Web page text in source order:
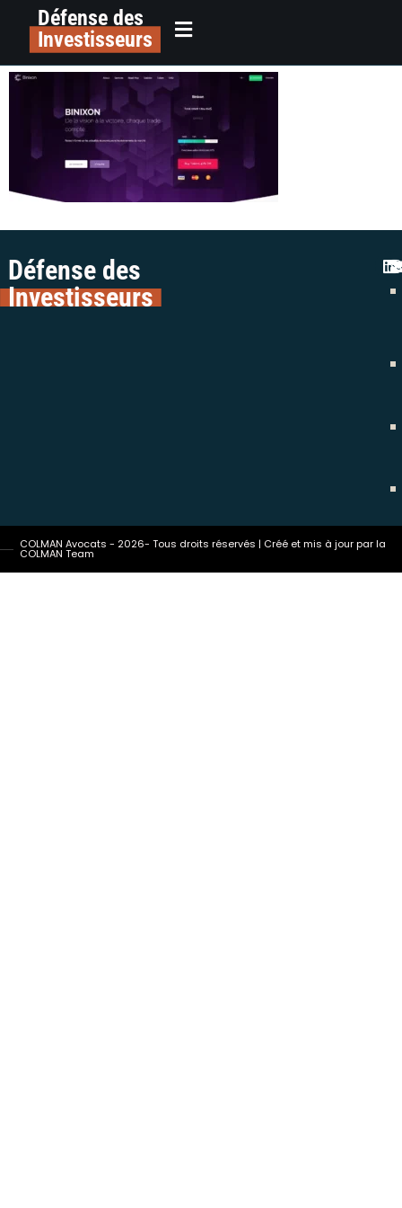
principalDéfense des
Investisseurs
alerte plateforme trading binixon
colman avocats
Défense des
Investisseurs
COLMAN Avocats - 2026- Tous droits réservés | Créé et mis à jour par la
COLMAN Team